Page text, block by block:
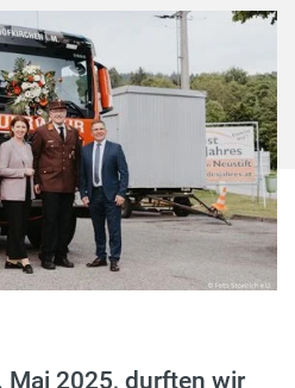
Mai 2025, durften wir